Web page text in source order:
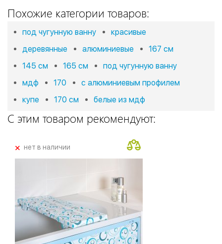
Похожие категории товаров:
под чугунную ванну
красивые
деревянные
алюминиевые
167 см
145 см
165 см
под чугунную ванну
мдф
170
с алюминиевым профилем
купе
170 см белые из мдф
С этим товаром рекомендуют:
+нет в наличии